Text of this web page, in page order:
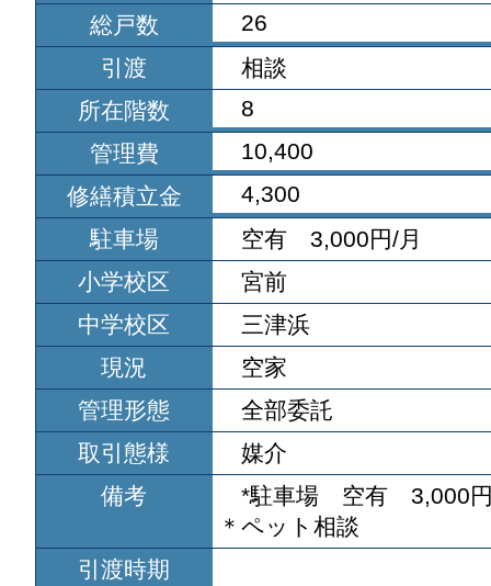
総戸数
26
引渡
相談
所在階数
8
管理費
10,400
修繕積立金
4,300
駐車場
空有 3,000円/月
小学校区
宮前
中学校区
三津浜
現況
空家
管理形態
全部委託
取引態様
媒介
備考
*駐車場 空有 3,000
＊ペット相談
引渡時期